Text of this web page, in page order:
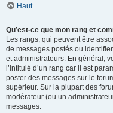
Haut
Qu’est-ce que mon rang et
Les rangs, qui peuvent être
de messages postés ou
et administrateurs. En général,
l’intitulé d’un rang car il est
poster des messages sur le
supérieur. Sur la plupart des
modérateur (ou un
messages.